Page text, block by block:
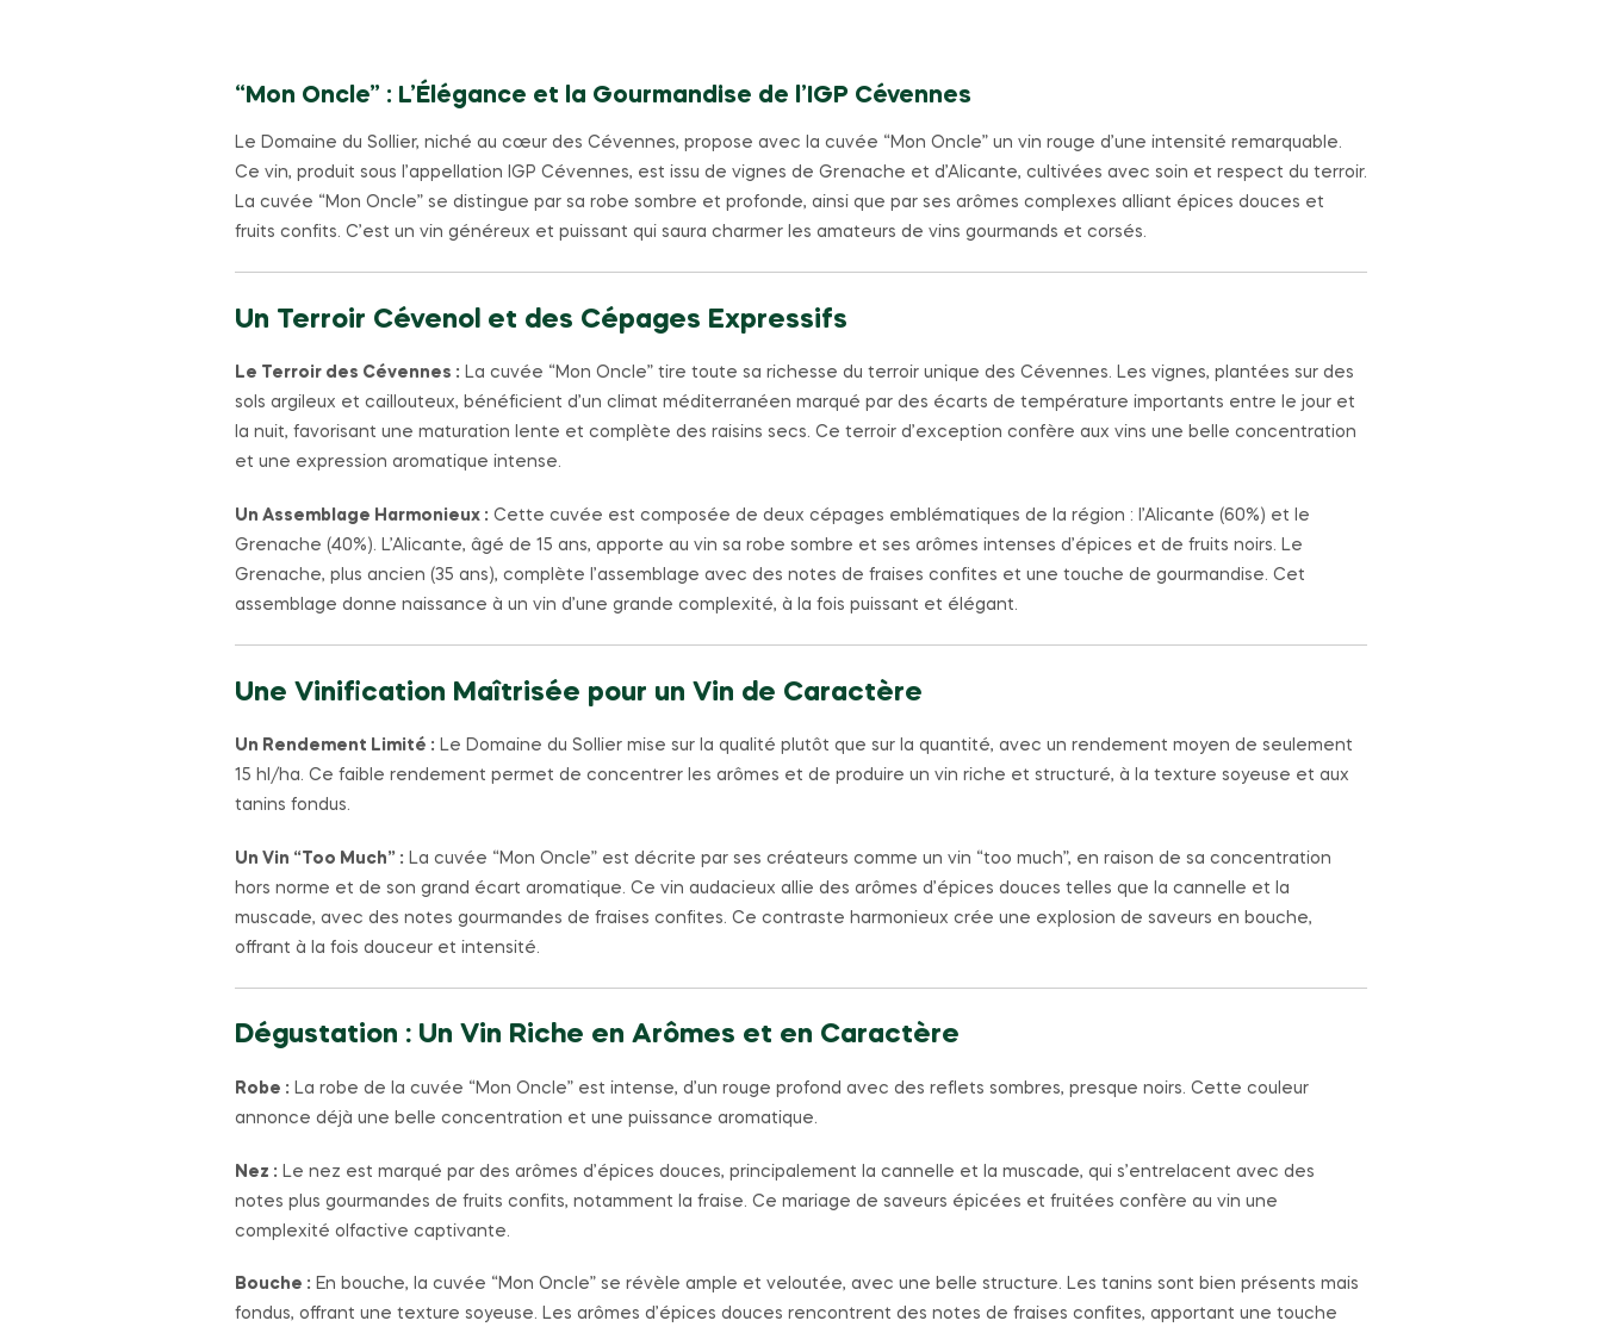
“Mon Oncle” : L’Élégance et la Gourmandise de l’IGP Cévennes
Le Domaine du Sollier, niché au cœur des Cévennes, propose avec la cuvée “Mon Oncle” un vin rouge d’une intensité remarquable.
Ce vin, produit sous l’appellation IGP Cévennes, est issu de vignes de Grenache et d’Alicante, cultivées avec soin et respect du terroir.
La cuvée “Mon Oncle” se distingue par sa robe sombre et profonde, ainsi que par ses arômes complexes alliant épices douces et
fruits confits. C’est un vin généreux et puissant qui saura charmer les amateurs de vins gourmands et corsés.
Un Terroir Cévenol et des Cépages Expressifs
Le Terroir des Cévennes : La cuvée “Mon Oncle” tire toute sa richesse du terroir unique des Cévennes. Les vignes, plantées sur des
sols argileux et caillouteux, bénéficient d’un climat méditerranéen marqué par des écarts de température importants entre le jour et
la nuit, favorisant une maturation lente et complète des raisins secs. Ce terroir d’exception confère aux vins une belle concentration
et une expression aromatique intense.
Un Assemblage Harmonieux : Cette cuvée est composée de deux cépages emblématiques de la région : l’Alicante (60%) et le
Grenache (40%). L’Alicante, âgé de 15 ans, apporte au vin sa robe sombre et ses arômes intenses d’épices et de fruits noirs. Le
Grenache, plus ancien (35 ans), complète l’assemblage avec des notes de fraises confites et une touche de gourmandise. Cet
assemblage donne naissance à un vin d’une grande complexité, à la fois puissant et élégant.
Une Vinification Maîtrisée pour un Vin de Caractère
Un Rendement Limité : Le Domaine du Sollier mise sur la qualité plutôt que sur la quantité, avec un rendement moyen de seulement
15 hl/ha. Ce faible rendement permet de concentrer les arômes et de produire un vin riche et structuré, à la texture soyeuse et aux
tanins fondus.
Un Vin “Too Much” : La cuvée “Mon Oncle” est décrite par ses créateurs comme un vin “too much”, en raison de sa concentration
hors norme et de son grand écart aromatique. Ce vin audacieux allie des arômes d’épices douces telles que la cannelle et la
muscade, avec des notes gourmandes de fraises confites. Ce contraste harmonieux crée une explosion de saveurs en bouche,
offrant à la fois douceur et intensité.
Dégustation : Un Vin Riche en Arômes et en Caractère
Robe : La robe de la cuvée “Mon Oncle” est intense, d’un rouge profond avec des reflets sombres, presque noirs. Cette couleur
annonce déjà une belle concentration et une puissance aromatique.
Nez : Le nez est marqué par des arômes d’épices douces, principalement la cannelle et la muscade, qui s’entrelacent avec des
notes plus gourmandes de fruits confits, notamment la fraise. Ce mariage de saveurs épicées et fruitées confère au vin une
complexité olfactive captivante.
Bouche : En bouche, la cuvée “Mon Oncle” se révèle ample et veloutée, avec une belle structure. Les tanins sont bien présents mais
fondus, offrant une texture soyeuse. Les arômes d’épices douces rencontrent des notes de fraises confites, apportant une touche